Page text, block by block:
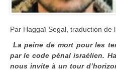
Par Haggaï Segal, traduction de
La peine de mort pour les
par le code pénal israélien.
nous invite à un tour